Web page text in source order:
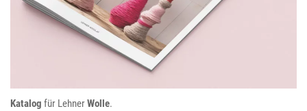
Katalog für LehnerWolle.